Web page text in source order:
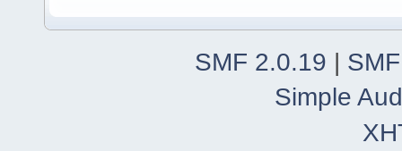
SMF 2.0.19 |
Simple